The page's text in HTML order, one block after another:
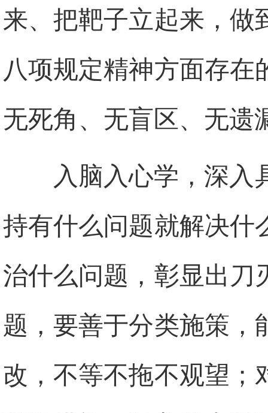
来、把靶子立起来，做
八项规定精神方面存在
无死角、无盲区、无遗
入脑入心学，深入
持有什么问题就解决什
治什么问题，彰显出刀
题，要善于分类施策，
改，不等不拖不观望；